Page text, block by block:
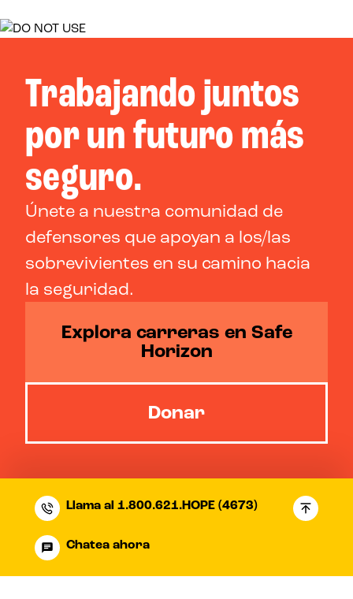
Trabajando juntos
por un futuro más
seguro.
Únete a nuestra comunidad de
defensores que apoyan a los/las
sobrevivientes en su camino hacia
la seguridad.
Explora carreras en Safe
Horizon
Donar
Llama al 1.800.621.HOPE (4673)
Chatea ahora